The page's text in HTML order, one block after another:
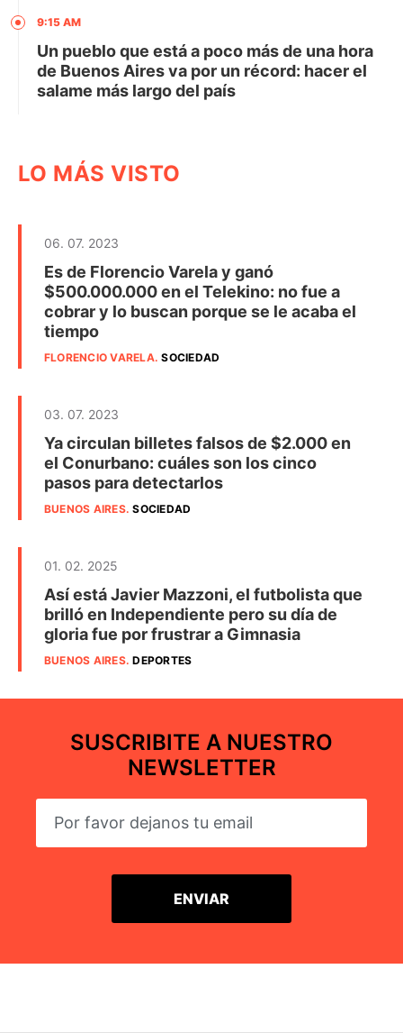
9:15 AM
Un pueblo que está a poco más de una hora
de Buenos Aires va por un récord: hacer el
salame más largo del país
LO MÁS VISTO
06. 07. 2023
Es de Florencio Varela y ganó
$500.000.000 en el Telekino: no fue a
cobrar y lo buscan porque se le acaba el
tiempo
FLORENCIO VARELA.SOCIEDAD
03. 07. 2023
Ya circulan billetes falsos de $2.000 en
el Conurbano: cuáles son los cinco
pasos para detectarlos
BUENOS AIRES.SOCIEDAD
01. 02. 2025
Así está Javier Mazzoni, el futbolista que
brilló en Independiente pero su día de
gloria fue por frustrar a Gimnasia
BUENOS AIRES.DEPORTES
SUSCRIBITE A NUESTRO
NEWSLETTER